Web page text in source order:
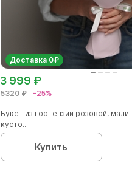
Доставка 0₽
5320 ₽ -25%
3 999 ₽
Букет из гортензии розовой,
кусто...
Купить